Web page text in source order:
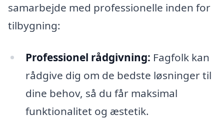
samarbejde med professionelle inden for
tilbygning:
Professionel rådgivning: Fagfolk kan
rådgive dig om de bedste løsninger til
dine behov, så du får maksimal
funktionalitet og æstetik.